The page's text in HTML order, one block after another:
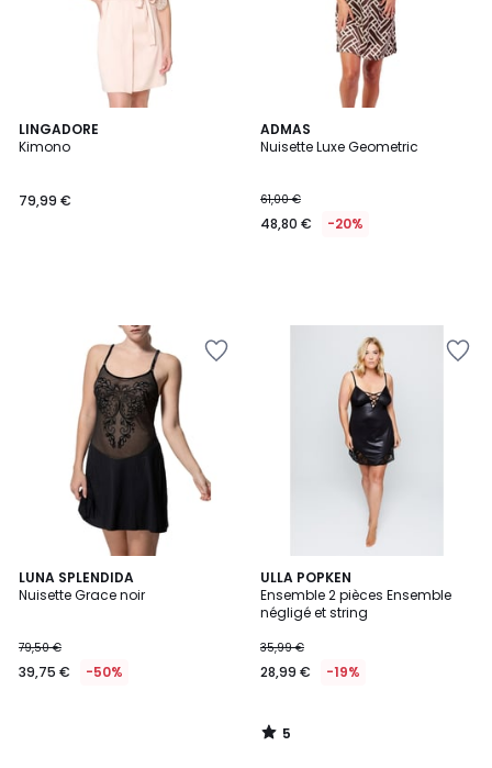
LINGADORE
Kimono
79,99 €
ADMAS
Nuisette Luxe Geometric
61,00 €
48,80 € -20%
LUNA SPLENDIDA
Nuisette Grace noir
79,50 €
39,75 € -50%
ULLA POPKEN
Ensemble 2 pièces Ensemble
négligé et string
35,99 €
28,99 € -19%
5
/
5
5
/